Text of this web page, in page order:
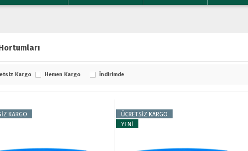
Kargo Hemen Kargo İndirimde
KARGO
ÜCRETSİZ KARGO
YENİ